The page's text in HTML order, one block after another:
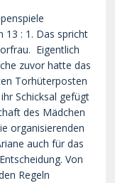
13 : 1. Das spricht
Eigentlich
zuvor hatte das
Torhüterposten
Schicksal gefügt
des Mädchen
organisierenden
auch für das
Von
Regeln